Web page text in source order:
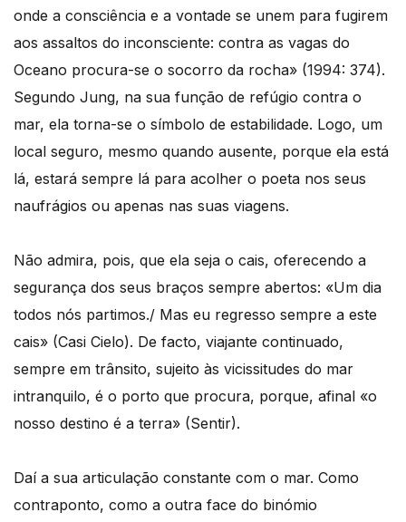
onde a consciência e a vontade se unem para fugirem
aos assaltos do inconsciente: contra as vagas do
Oceano procura-se o socorro da rocha» (1994: 374).
Segundo Jung, na sua função de refúgio contra o
mar, ela torna-se o símbolo de estabilidade. Logo, um
local seguro, mesmo quando ausente, porque ela está
lá, estará sempre lá para acolher o poeta nos seus
naufrágios ou apenas nas suas viagens.
Não admira, pois, que ela seja o cais, oferecendo a
segurança dos seus braços sempre abertos: «Um dia
todos nós partimos./ Mas eu regresso sempre a este
cais» (Casi Cielo). De facto, viajante continuado,
sempre em trânsito, sujeito às vicissitudes do mar
intranquilo, é o porto que procura, porque, afinal «o
nosso destino é a terra» (Sentir).
Daí a sua articulação constante com o mar. Como
contraponto, como a outra face do binómio